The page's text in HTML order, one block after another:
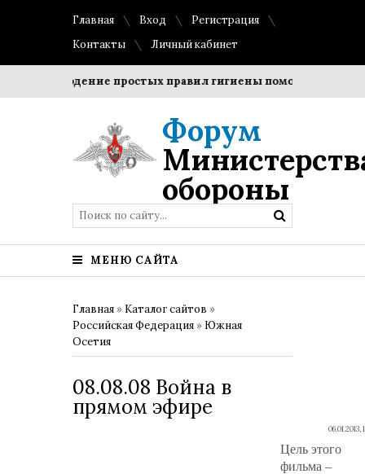
Главная Вход
Регистрация
Контакты
Личный кабинет
Соблюдение простых правил гигиены помогает
Форум
обороны
МЕНЮ САЙТА
Главная » Каталог сайтов »
Российская Федерация » Южная
Осетия
08.08.08 Война в
прямом эфире
06.01.2013,
Цель этого
фильма –